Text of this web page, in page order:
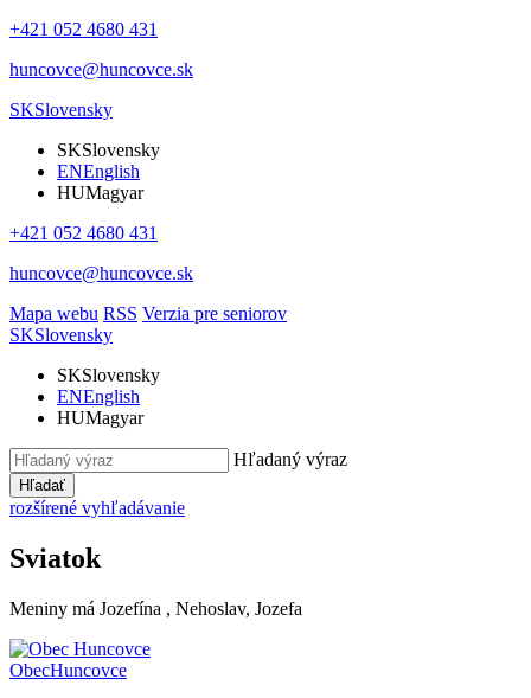
+421 052 4680 431
huncovce@huncovce.sk
SKSlovensky
SKSlovensky
ENEnglish
HUMagyar
+421 052 4680 431
huncovce@huncovce.sk
Mapa webu RSS Verzia pre seniorov
SKSlovensky
SKSlovensky
ENEnglish
HUMagyar
Hľadaný výraz
Hľadať
rozšírené vyhľadávanie
Sviatok
Meniny má Jozefína , Nehoslav, Jozefa
ObecHuncovce